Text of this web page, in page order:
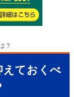
？
えておくべ